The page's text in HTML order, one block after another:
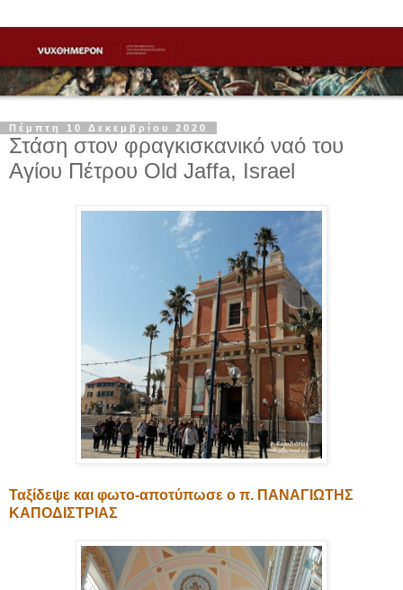
Πέμπτη 10 Δεκεμβρίου 2020
Στάση στον φραγκισκανικό ναό του
Αγίου Πέτρου Old Jaffa, Israel
Ταξίδεψε και φωτο-αποτύπωσε ο π. ΠΑΝΑΓΙΩΤΗΣ
ΚΑΠΟΔΙΣΤΡΙΑΣ